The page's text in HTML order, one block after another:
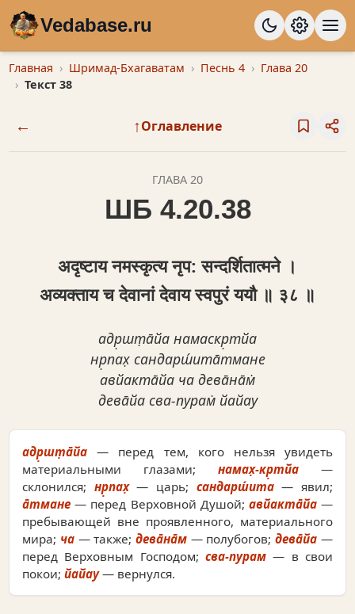
Vedabase.ru
Главная Шримад-Бхагаватам Песнь 4
Глава 20
Текст 38
← ↑Оглавление
ГЛАВА 20
ШБ 4.20.38
अद‍ृष्टाय नमस्कृत्य नृप: सन्दर्शितात्मने ।
अव्यक्ताय च देवानां देवाय स्वपुरं ययौ ॥ ३८ ॥
адр̣шт̣а̄йа намаскр̣тйа
нр̣пах̣ сандарш́ита̄тмане
авйакта̄йа ча дева̄на̄м̇
дева̄йа сва-пурам̇ йайау
адр̣шт̣а̄йа — перед тем, кого нельзя увидеть
материальными глазами; намах̣-кр̣тйа—
склонился; нр̣пах̣— царь; сандарш́ита— явил;
а̄тмане — перед Верховной Душой; авйакта̄йа—
пребывающей вне проявленного, материального
мира; ча— также;дева̄на̄м — полубогов;дева̄йа —
перед Верховным Господом; сва-пурам — в свои
покои;йайау— вернулся.